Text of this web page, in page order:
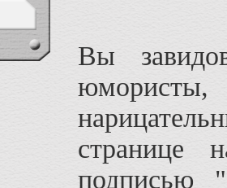
Вы
странице
подписью